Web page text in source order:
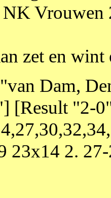
Vrouwen
zet en wint
Dam,
[Result "2-
23x14 2.